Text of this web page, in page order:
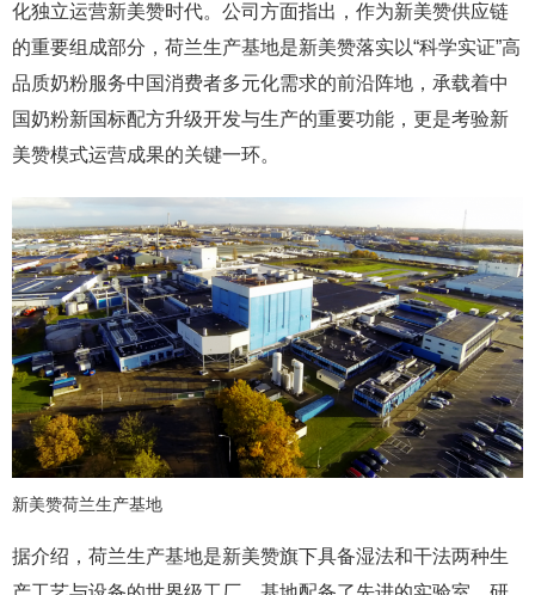
化独立运营新美赞时代。公司方面指出，作为新美赞供应链
的重要组成部分，荷兰生产基地是新美赞落实以“科学实证”高
品质奶粉服务中国消费者多元化需求的前沿阵地，承载着中
国奶粉新国标配方升级开发与生产的重要功能，更是考验新
美赞模式运营成果的关键一环。
新美赞荷兰生产基地
据介绍，荷兰生产基地是新美赞旗下具备湿法和干法两种生